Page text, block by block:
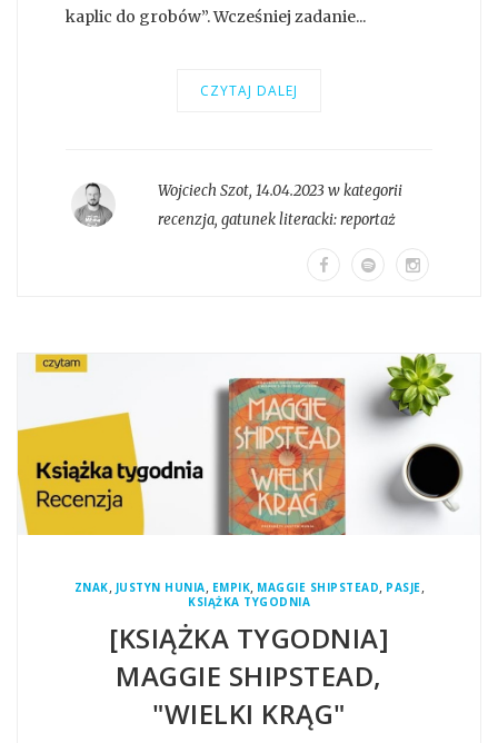
kaplic do grobów”. Wcześniej zadanie...
CZYTAJ DALEJ
Wojciech Szot, 14.04.2023 w kategorii
recenzja, gatunek literacki:reportaż
ZNAK, JUSTYN HUNIA, EMPIK, MAGGIE SHIPSTEAD, PASJE,
KSIĄŻKA TYGODNIA
[KSIĄŻKA TYGODNIA]
MAGGIE SHIPSTEAD,
"WIELKI KRĄG"